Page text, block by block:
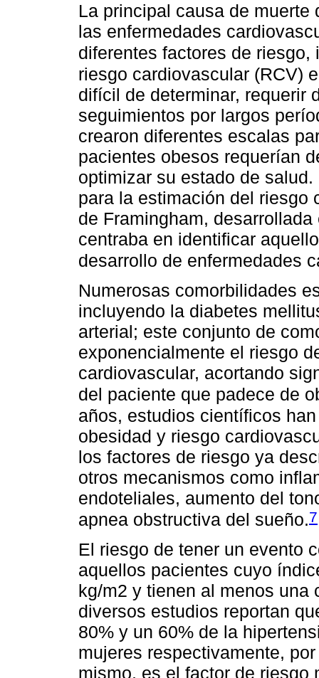
La principal causa de
las enfermedades
diferentes factores de
riesgo cardiovascular (RCV)
difícil de determinar, requerir
seguimientos por largos
crearon diferentes escalas
pacientes obesos requerían
optimizar su estado de
para la estimación del riesgo
de Framingham,
centraba en identificar
desarrollo de enfermedades
Numerosas comorbilidades
incluyendo la diabetes
arterial; este conjunto de
exponencialmente el riesgo
cardiovascular, acortando
del paciente que padece de
años, estudios científicos
obesidad y riesgo
los factores de riesgo ya
otros mecanismos como
endoteliales, aumento del
apnea obstructiva del sueño.7
El riesgo de tener un evento
aquellos pacientes cuyo
kg/m2 y tienen al menos una
diversos estudios reportan
80% y un 60% de la
mujeres respectivamente,
mismo, es el factor de riesgo